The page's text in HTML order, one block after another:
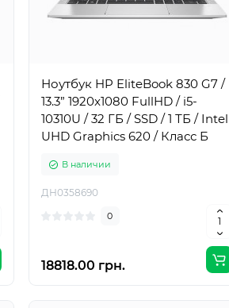
Ноутбук HP EliteBook 830 G7 /
13.3” 1920x1080 FullHD / i5-
10310U / 32 ГБ / SSD / 1 ТБ / Intel
UHD Graphics 620 / Класс Б
В наличии
ДН0358690
0
18818.00 грн.